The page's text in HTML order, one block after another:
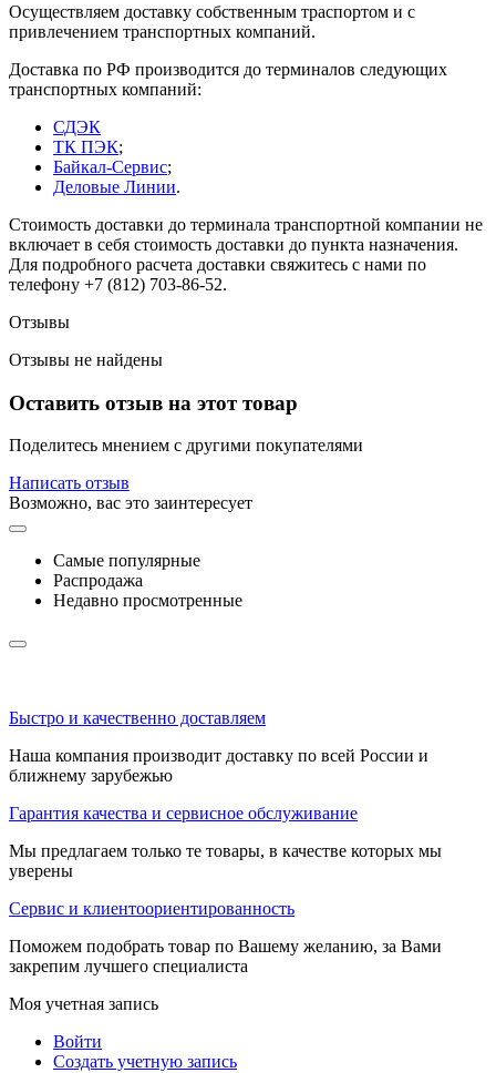
Осуществляем доставку собственным траспортом и с
привлечением транспортных компаний.
Доставка по РФ производится до терминалов следующих
транспортных компаний:
СДЭК
ТК ПЭК;
Байкал-Сервис;
Деловые Линии.
Стоимость доставки до терминала транспортной компании не
включает в себя стоимость доставки до пункта назначения.
Для подробного расчета доставки свяжитесь с нами по
телефону +7 (812) 703-86-52.
Отзывы
Отзывы не найдены
Оставить отзыв на этот товар
Поделитесь мнением с другими покупателями
Написать отзыв
Возможно, вас это заинтересует
Самые популярные
Распродажа
Недавно просмотренные
Быстро и качественно доставляем
Наша компания производит доставку по всей России и
ближнему зарубежью
Гарантия качества и сервисное обслуживание
Мы предлагаем только те товары, в качестве которых мы
уверены
Сервис и клиентоориентированность
Поможем подобрать товар по Вашему желанию, за Вами
закрепим лучшего специалиста
Моя учетная запись
Войти
Создать учетную запись